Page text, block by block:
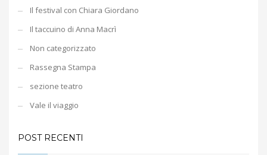
Il festival con Chiara Giordano
Il taccuino di Anna Macrì
Non categorizzato
Rassegna Stampa
sezione teatro
Vale il viaggio
POST RECENTI